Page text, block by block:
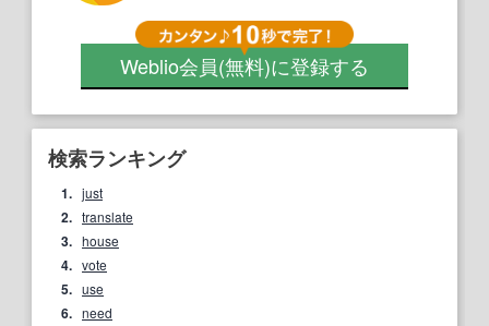
Weblio会員(無料)に登録する
検索ランキング
1. just
2. translate
3. house
4. vote
5. use
6. need